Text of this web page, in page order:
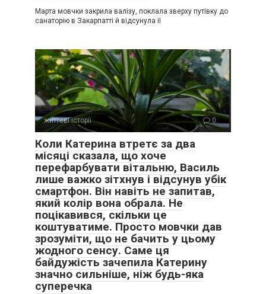
Марта мовчки закрила валізу, поклала зверху путівку до
санаторію в Закарпатті й відсунула її
життєві історії 0
Коли Катерина втретє за два
місяці сказала, що хоче
перефарбувати вітальню, Василь
лише важко зітхнув і відсунув убік
смартфон. Він навіть не запитав,
який колір вона обрала. Не
поцікавився, скільки це
коштуватиме. Просто мовчки дав
зрозуміти, що не бачить у цьому
жодного сенсу. Саме ця
байдужість зачепила Катерину
значно сильніше, ніж будь-яка
суперечка